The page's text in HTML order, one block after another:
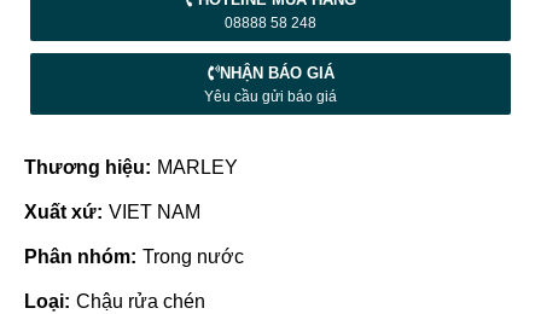
08888 58 248
NHẬN BÁO GIÁ
Yêu cầu gửi báo giá
Thương hiệu: MARLEY
Xuất xứ: VIET NAM
Phân nhóm: Trong nước
Loại: Chậu rửa chén